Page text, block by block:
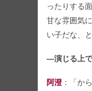
ったりする
甘な雰囲気
い子だな、
―演じる上
阿澄：「か